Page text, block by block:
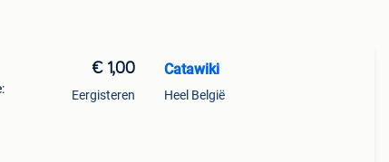
€ 1,00
Eergisteren
Catawiki
Heel België